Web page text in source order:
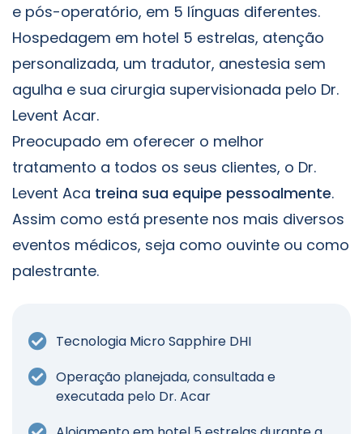
e pós-operatório, em 5 línguas diferentes.
Hospedagem em hotel 5 estrelas, atenção
personalizada, um tradutor, anestesia sem
agulha e sua cirurgia supervisionada pelo Dr.
Levent Acar.
Preocupado em oferecer o melhor
tratamento a todos os seus clientes, o Dr.
Levent Aca treina sua equipe pessoalmente.
Assim como está presente nos mais diversos
eventos médicos, seja como ouvinte ou como
palestrante.
Tecnologia Micro Sapphire DHI
Operação planejada, consultada e
executada pelo Dr. Acar